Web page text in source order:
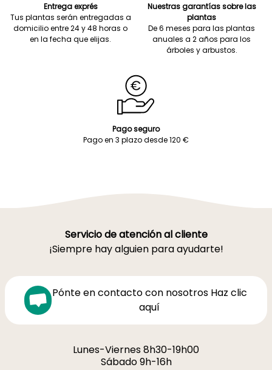
Entrega exprés
Tus plantas serán entregadas a
domicilio entre 24 y 48 horas o
en la fecha que elijas.
Nuestras garantías sobre las
plantas
De 6 meses para las plantas
anuales a 2 años para los
árboles y arbustos.
Pago seguro
Pago en 3 plazo desde 120 €
Servicio de atención al cliente
¡Siempre hay alguien para ayudarte!
Pónte en contacto con nosotros Haz clic
aquí
Lunes-Viernes 8h30-19h00
Sábado 9h-16h